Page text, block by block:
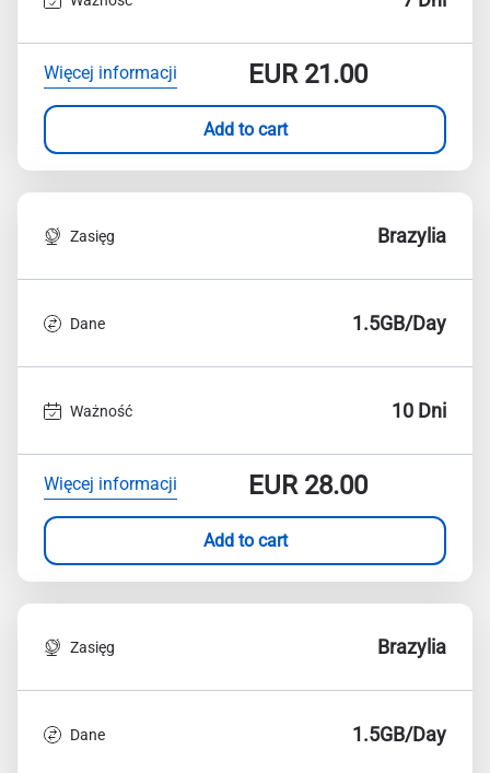
Więcej informacji EUR21.00
Add to cart
Zasięg Brazylia
Dane 1.5GB/Day
Ważność 10 Dni
Więcej informacji EUR28.00
Add to cart
Zasięg Brazylia
Dane 1.5GB/Day